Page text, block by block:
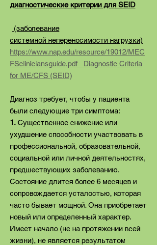
диагностические критерии для SEID
(заболевание
системной непереносимости нагрузки)
https://www.nap.edu/resource/19012/MEC
FScliniciansguide.pdf Diagnostic Criteria
for ME/CFS (SEID)
Диагноз требует, чтобы у пациента
были следующие три симптома:
1. Существенное снижение или
ухудшение способности участвовать в
профессиональной, образовательной,
социальной или личной деятельностях,
предшествующих заболеванию.
Состояние длится более 6 месяцев и
сопровождается усталостью, которая
часто бывает мощной. Она приобретает
новый или определенный характер.
Имеет начало (не на протяжении всей
жизни), не является результатом